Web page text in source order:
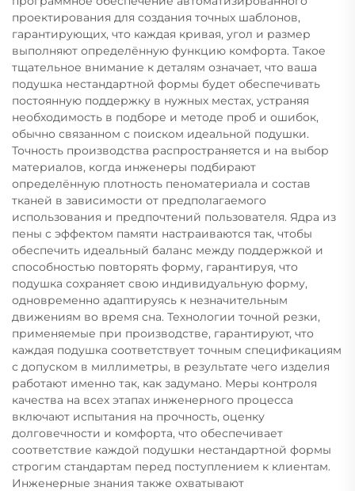
проектирования для создания точных шаблонов,
гарантирующих, что каждая кривая, угол и размер
выполняют определённую функцию комфорта. Такое
тщательное внимание к деталям означает, что ваша
подушка нестандартной формы будет обеспечивать
постоянную поддержку в нужных местах, устраняя
необходимость в подборе и методе проб и ошибок,
обычно связанном с поиском идеальной подушки.
Точность производства распространяется и на выбор
материалов, когда инженеры подбирают
определённую плотность пеноматериала и состав
тканей в зависимости от предполагаемого
использования и предпочтений пользователя. Ядра из
пены с эффектом памяти настраиваются так, чтобы
обеспечить идеальный баланс между поддержкой и
способностью повторять форму, гарантируя, что
подушка сохраняет свою индивидуальную форму,
одновременно адаптируясь к незначительным
движениям во время сна. Технологии точной резки,
применяемые при производстве, гарантируют, что
каждая подушка соответствует точным спецификациям
с допуском в миллиметры, в результате чего изделия
работают именно так, как задумано. Меры контроля
качества на всех этапах инженерного процесса
включают испытания на прочность, оценку
долговечности и комфорта, что обеспечивает
соответствие каждой подушки нестандартной формы
строгим стандартам перед поступлением к клиентам.
Инженерные знания также охватывают